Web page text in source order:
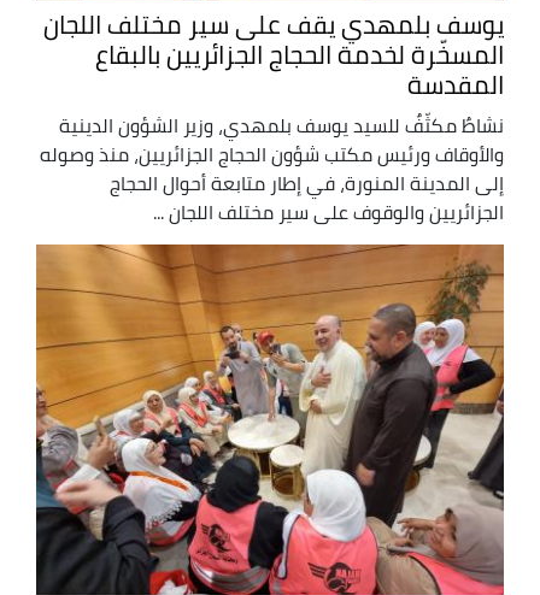
يوسف بلمهدي يقف على سير مختلف اللجان
المسخّرة لخدمة الحجاج الجزائريين بالبقاع
المقدسة
نشاطٌ مكثّفٌ للسيد يوسف بلمهدي، وزير الشؤون الدينية
والأوقاف ورئيس مكتب شؤون الحجاج الجزائريين، منذ وصوله
إلى المدينة المنورة، في إطار متابعة أحوال الحجاج
الجزائريين والوقوف على سير مختلف اللجان ...